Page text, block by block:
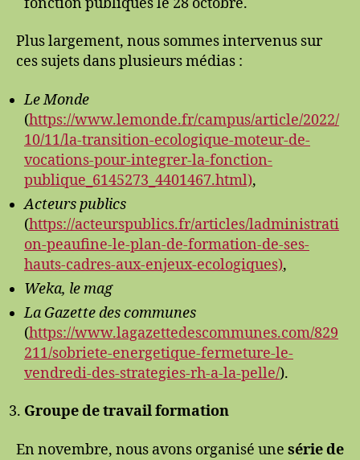
Plus largement, nous sommes intervenus sur
ces sujets dans plusieurs médias :
Le Monde
(https://www.lemonde.fr/campus/article/2022/
10/11/la-transition-ecologique-moteur-de-
vocations-pour-integrer-la-fonction-
publique_6145273_4401467.html),
Acteurs publics
(https://acteurspublics.fr/articles/ladministrati
on-peaufine-le-plan-de-formation-de-ses-
hauts-cadres-aux-enjeux-ecologiques),
Weka, le mag
La Gazette des communes
(https://www.lagazettedescommunes.com/829
211/sobriete-energetique-fermeture-le-
vendredi-des-strategies-rh-a-la-pelle/).
Groupe de travail formation
En novembre, nous avons organisé une série de